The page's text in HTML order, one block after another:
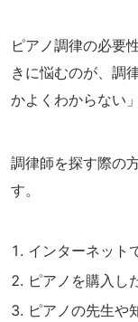
ピアノ調律の必要
きに悩むのが、調
かよくわからない
調律師を探す際の
す。
インターネット
ピアノを購入し
ピアノの先生や